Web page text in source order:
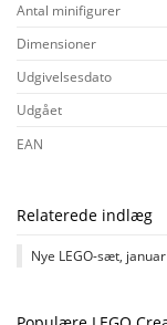
Antal minifigurer
Dimensioner
Udgivelsesdato
Udgået
EAN
Relaterede indlæg
Nye LEGO-sæt,